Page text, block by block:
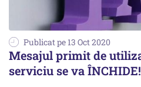
Publicat pe 13 Oct 2020
Mesajul primit de
serviciu se va ÎNCHIDE!